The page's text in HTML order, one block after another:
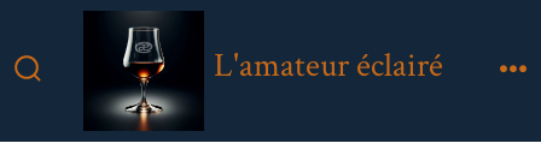
au
Bascule
Rechercher
L'amateur éclairé